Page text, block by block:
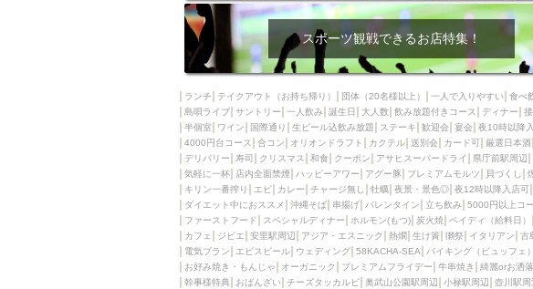
ファーストフード
スペシャルディナー
スクリーン
スペインバル・イタリアン
カニ
カフェ ジビエ 安里駅周辺
分煙 少人数貸切(15
ホッピー
焼肉 電気ブラン エビ
マイク
サッポロ 昼宴会 イベリ
市立病院前駅周辺
中華 お好み焼き
綺麗orお洒落なトイレ
ランチバイキング
クラフトビール
鉄板焼き 幹事様特典
壺川駅周辺
秋限定メニュー 春限定
ラクレット
赤嶺駅周辺 シードル
スポーツ観戦できるお店特集！
ランチ テイクアウト（お持ち帰り） 団体（20名様以上） 一人で入りやすい 食べ
島唄ライブ サントリー 一人飲み 誕生日 大人数 飲み放題付きコース ディナー
半個室
ワイン 国際通り 生ビール込飲み放題 ステーキ 歓迎会 宴会 夜10時以降
4000円台コース
合コン オリオンドラフト カクテル 送別会 カード可 厳選日本酒
デリバリー
寿司 クリスマス 和食 クーポン アサヒスーパードライ 県庁前駅周辺
気軽に一杯
店内全面禁煙 ハッピーアワー アグー豚 プレミアムモルツ 貝づくし
キリン一番搾り
エビ カレー チャージ無し 牡蠣 夜景・景色◎ 夜12時以降入店可
ダイエット中におススメ
沖縄そば 串揚げ バレンタイン 立ち飲み 5000円以上コ
ファーストフード
スペシャルディナー ホルモン(もつ) 炭火焼 ペイディ（給料日）
カフェ
ジビエ 安里駅周辺 アジア・エスニック 熱燗 生け簀 獺祭 イタリアン 古
電気ブラン
エビスビール ウェディング 58KACHA-SEA バイキング（ビュッフェ）
お好み焼き・もんじゃ
オーガニック プレミアムフライデー 牛串焼き 綺麗orお洒
幹事様特典
おばんざい チーズタッカルビ 奥武山公園駅周辺 小禄駅周辺 壺川駅周